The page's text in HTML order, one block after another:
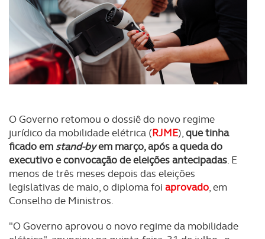
O Governo retomou o dossiê do novo regime
jurídico da mobilidade elétrica (RJME),que tinha
ficado em stand-byem março, após a queda do
executivo e convocação de eleições antecipadas. E
menos de três meses depois das eleições
legislativas de maio, o diploma foi aprovado, em
Conselho de Ministros.
"O Governo aprovou o novo regime da mobilidade